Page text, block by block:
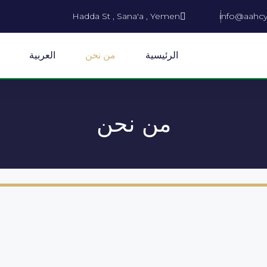
Hadda St , Sana'a , Yemen
الرئيسية من نحن العربية
من نحن